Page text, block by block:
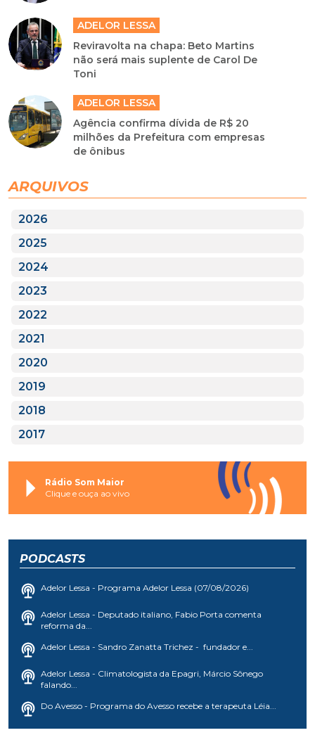
ADELOR LESSA
Reviravolta na chapa: Beto Martins
não será mais suplente de Carol De
Toni
ADELOR LESSA
Agência confirma dívida de R$ 20
milhões da Prefeitura com empresas
de ônibus
ARQUIVOS
2026
2025
2024
2023
2022
2021
2020
2019
2018
2017
Rádio Som Maior
Clique e ouça ao vivo
PODCASTS
Adelor Lessa - Programa Adelor Lessa (07/08/2026)
Adelor Lessa - Deputado italiano, Fabio Porta comenta
reforma da...
Adelor Lessa - Sandro Zanatta Trichez - fundador e...
Adelor Lessa - Climatologista da Epagri, Márcio Sônego
falando...
Do Avesso - Programa do Avesso recebe a terapeuta Léia...